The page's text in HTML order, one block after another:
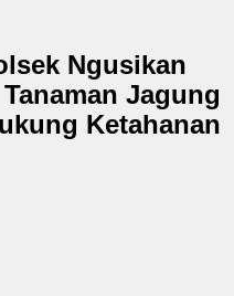
Ngusikan
Jagung
Ketahanan